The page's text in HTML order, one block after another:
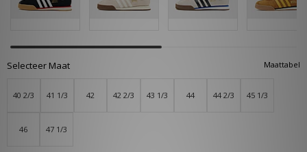
Maattabel
Selecteer Maat
40 2/3 41 1/3 42 42 2/3 43 1/3 44 44 2/3 45 1/3
46 47 1/3